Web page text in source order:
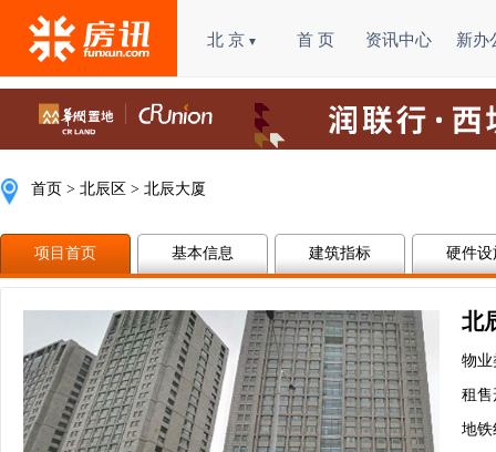
北 京 ▼ 首 页 资讯中心 新办
首页 > 北辰区 > 北辰大厦
项目首页 基本信息 建筑指标 硬件设
北
物业
租售
地铁